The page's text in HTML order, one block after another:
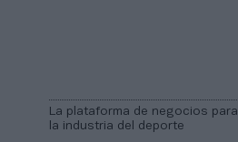
La plataforma de negocios para
la industria del deporte